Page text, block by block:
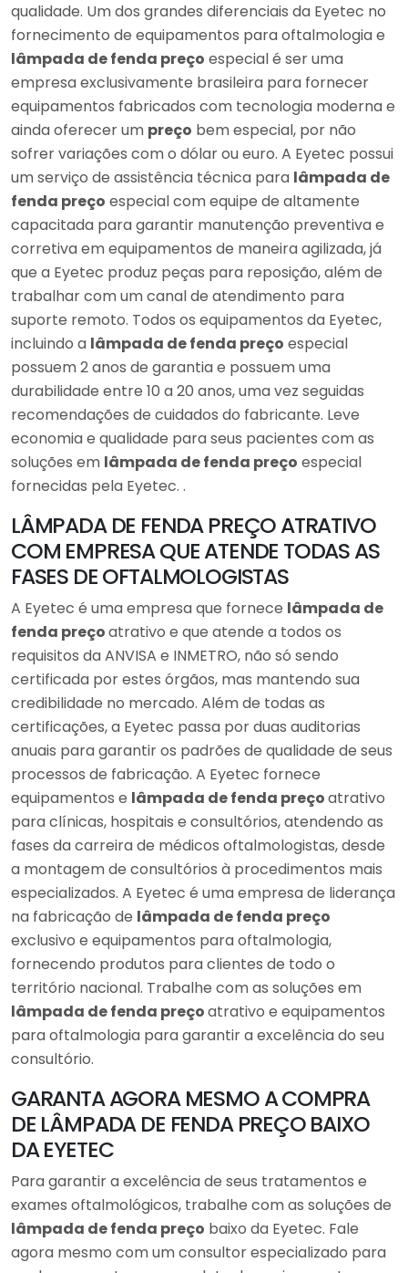
qualidade. Um dos grandes diferenciais da Eyetec no
fornecimento de equipamentos para oftalmologia e
lâmpada de fenda preço especial é ser uma
empresa exclusivamente brasileira para fornecer
equipamentos fabricados com tecnologia moderna e
ainda oferecer um preço bem especial, por não
sofrer variações com o dólar ou euro. A Eyetec possui
um serviço de assistência técnica para lâmpada de
fenda preço especial com equipe de altamente
capacitada para garantir manutenção preventiva e
corretiva em equipamentos de maneira agilizada, já
que a Eyetec produz peças para reposição, além de
trabalhar com um canal de atendimento para
suporte remoto. Todos os equipamentos da Eyetec,
incluindo a lâmpada de fenda preço especial
possuem 2 anos de garantia e possuem uma
durabilidade entre 10 a 20 anos, uma vez seguidas
recomendações de cuidados do fabricante. Leve
economia e qualidade para seus pacientes com as
soluções em lâmpada de fenda preço especial
fornecidas pela Eyetec. .
LÂMPADA DE FENDA PREÇO ATRATIVO
COM EMPRESA QUE ATENDE TODAS AS
FASES DE OFTALMOLOGISTAS
A Eyetec é uma empresa que fornece lâmpada de
fenda preçoatrativo e que atende a todos os
requisitos da ANVISA e INMETRO, não só sendo
certificada por estes órgãos, mas mantendo sua
credibilidade no mercado. Além de todas as
certificações, a Eyetec passa por duas auditorias
anuais para garantir os padrões de qualidade de seus
processos de fabricação. A Eyetec fornece
equipamentos e lâmpada de fenda preçoatrativo
para clínicas, hospitais e consultórios, atendendo as
fases da carreira de médicos oftalmologistas, desde
a montagem de consultórios à procedimentos mais
especializados. A Eyetec é uma empresa de liderança
na fabricação de lâmpada de fenda preço
exclusivo e equipamentos para oftalmologia,
fornecendo produtos para clientes de todo o
território nacional. Trabalhe com as soluções em
lâmpada de fenda preçoatrativo e equipamentos
para oftalmologia para garantir a excelência do seu
consultório.
GARANTA AGORA MESMO A COMPRA
DE LÂMPADA DE FENDA PREÇO BAIXO
DA EYETEC
Para garantir a excelência de seus tratamentos e
exames oftalmológicos, trabalhe com as soluções de
lâmpada de fenda preço baixo da Eyetec. Fale
agora mesmo com um consultor especializado para